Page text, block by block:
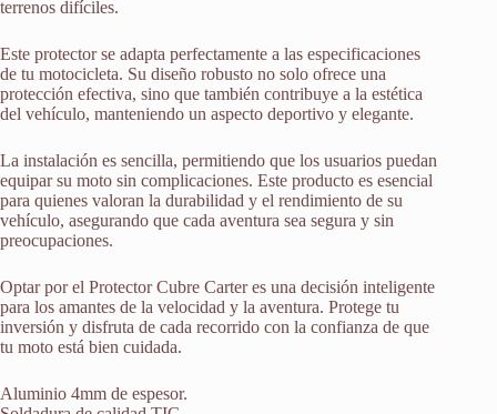
terrenos difíciles.
Este protector se adapta perfectamente a las especificaciones
de tu motocicleta. Su diseño robusto no solo ofrece una
protección efectiva, sino que también contribuye a la estética
del vehículo, manteniendo un aspecto deportivo y elegante.
La instalación es sencilla, permitiendo que los usuarios puedan
equipar su moto sin complicaciones. Este producto es esencial
para quienes valoran la durabilidad y el rendimiento de su
vehículo, asegurando que cada aventura sea segura y sin
preocupaciones.
Optar por el Protector Cubre Carter es una decisión inteligente
para los amantes de la velocidad y la aventura. Protege tu
inversión y disfruta de cada recorrido con la confianza de que
tu moto está bien cuidada.
Aluminio 4mm de espesor.